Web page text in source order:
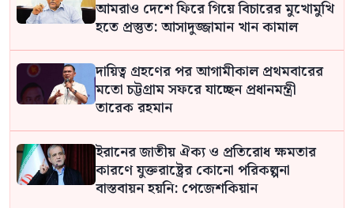
আমরাও দেশে ফিরে গিয়ে বিচারের মুখোমুখি
হতে প্রস্তুত: আসাদুজ্জামান খান কামাল
দায়িত্ব গ্রহণের পর আগামীকাল প্রথমবারের
মতো চট্টগ্রাম সফরে যাচ্ছেন প্রধানমন্ত্রী
তারেক রহমান
ইরানের জাতীয় ঐক্য ও প্রতিরোধ ক্ষমতার
কারণে যুক্তরাষ্ট্রের কোনো পরিকল্পনা
বাস্তবায়ন হয়নি: পেজেশকিয়ান